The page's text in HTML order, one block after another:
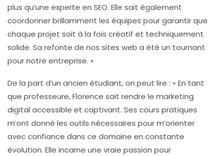
plus qu’une experte en SEO. Elle sait également
coordonner brillamment les équipes pour garantir que
chaque projet soit à la fois créatif et techniquement
solide. Sa refonte de nos sites web a été un tournant
pour notre entreprise. »
De la part d’un ancien étudiant, on peut lire : « En tant
que professeure, Florence sait rendre le marketing
digital accessible et captivant. Ses cours pratiques
m’ont donné les outils nécessaires pour m’orienter
avec confiance dans ce domaine en constante
évolution. Elle incarne une vraie passion pour